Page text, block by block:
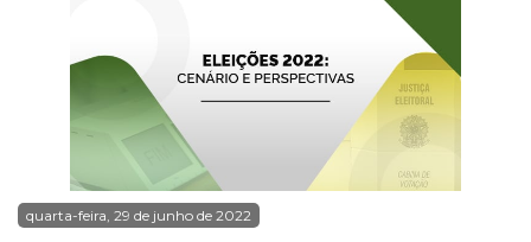
quarta-feira, 29 de junho de 2022